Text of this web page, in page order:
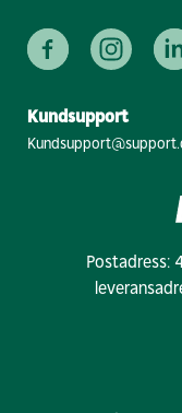
Kundsupport
Postadress: